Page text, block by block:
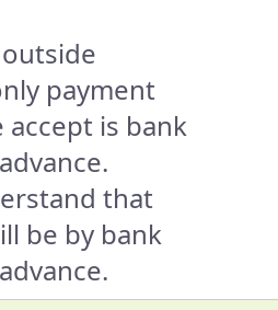
payment
is bank
that
be by bank